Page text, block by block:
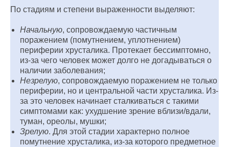
По стадиям и степени выраженности выделяют:
Начальную, сопровождаемую частичным
поражением (помутнением, уплотнением)
периферии хрусталика. Протекает бессимптомно,
из-за чего человек может долго не догадываться о
наличии заболевания;
Незрелую, сопровождаемую поражением не только
периферии, но и центральной части хрусталика. Из-
за это человек начинает сталкиваться с такими
симптомами как: ухудшение зрение вблизи/вдали,
туман, ореолы, мушки;
Зрелую. Для этой стадии характерно полное
помутнение хрусталика, из-за которого предметное